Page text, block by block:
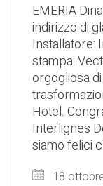
EMERIA
indirizzo di
Installatore:
stampa:
orgogliosa
Hotel.
Interlignes
siamo felici
18